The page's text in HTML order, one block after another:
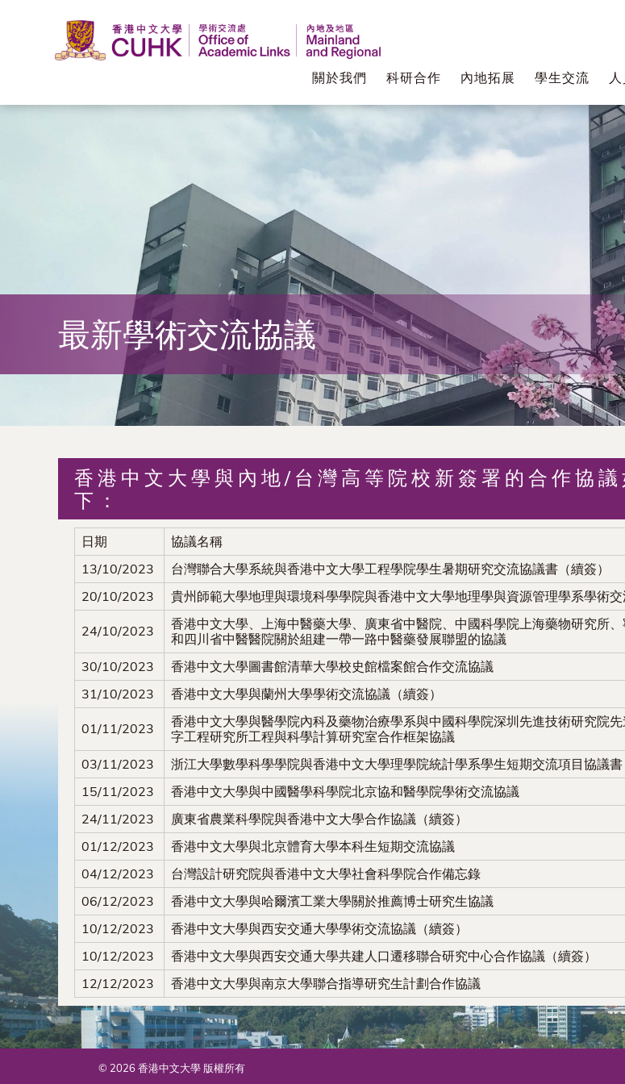
關於我們 科研合作 內地拓展 學生交流
香
學
術
交
最新學術交流協議
香港中文大學與內地/台灣高等院校新簽署的合作協議
下：
日期
協議名稱
13/10/2023
台灣聯合大學系統與香港中文大學工程學院學生暑期研究交流協議書（續簽）
20/10/2023
貴州師範大學地理與環境科學學院與香港中文大學地理學與資源管理學系學術
24/10/2023
香港中文大學、上海中醫藥大學、廣東省中醫院、中國科學院上海藥物研究所
和四川省中醫醫院關於組建一帶一路中醫藥發展聯盟的協議
30/10/2023
香港中文大學圖書館清華大學校史館檔案館合作交流協議
31/10/2023
香港中文大學與蘭州大學學術交流協議（續簽）
01/11/2023
香港中文大學與醫學院內科及藥物治療學系與中國科學院深圳先進技術研究院
字工程研究所工程與科學計算研究室合作框架協議
03/11/2023
浙江大學數學科學學院與香港中文大學理學院統計學系學生短期交流項目協議書
15/11/2023
香港中文大學與中國醫學科學院北京協和醫學院學術交流協議
24/11/2023
廣東省農業科學院與香港中文大學合作協議（續簽）
01/12/2023
香港中文大學與北京體育大學本科生短期交流協議
04/12/2023
台灣設計研究院與香港中文大學社會科學院合作備忘錄
06/12/2023
香港中文大學與哈爾濱工業大學關於推薦博士研究生協議
10/12/2023
香港中文大學與西安交通大學學術交流協議（續簽）
10/12/2023
香港中文大學與西安交通大學共建人口遷移聯合研究中心合作協議（續簽）
12/12/2023
香港中文大學與南京大學聯合指導研究生計劃合作協議
© 2026 香港中文大學 版權所有